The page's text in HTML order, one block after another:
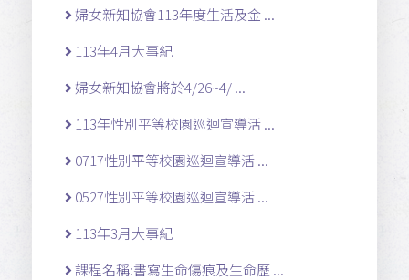
婦女新知協會113年度生活及金 ...
113年4月大事紀
婦女新知協會將於4/26~4/ ...
113年性別平等校園巡迴宣導活 ...
0717性別平等校園巡迴宣導活 ...
0527性別平等校園巡迴宣導活 ...
113年3月大事紀
課程名稱:書寫生命傷痕及生命歷 ...